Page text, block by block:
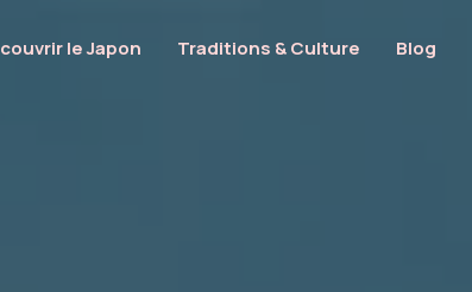
le Japon Traditions & Culture Blog